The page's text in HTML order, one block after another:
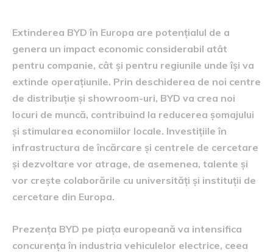
Extinderea BYD în Europa are potențialul de a
genera un impact economic considerabil atât
pentru companie, cât și pentru regiunile unde își va
extinde operațiunile. Prin deschiderea de noi centre
de distribuție și showroom-uri, BYD va crea noi
locuri de muncă, contribuind la reducerea șomajului
și stimularea economiilor locale. Investițiile în
infrastructura de încărcare și centrele de cercetare
și dezvoltare vor atrage, de asemenea, talente și
vor crește colaborările cu universități și instituții de
cercetare din Europa.
Prezența BYD pe piața europeană va intensifica
concurența în industria vehiculelor electrice, ceea